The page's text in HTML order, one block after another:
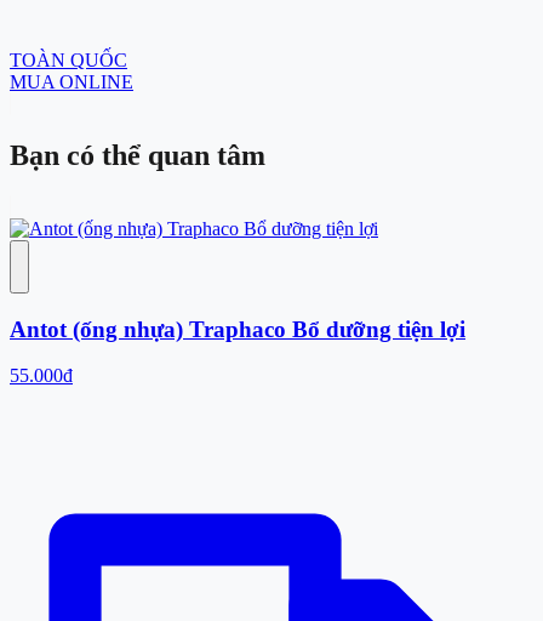
TOÀN QUỐC
MUA ONLINE
Bạn có thể quan tâm
Antot (ống nhựa) Traphaco Bổ dưỡng tiện lợi
55.000đ